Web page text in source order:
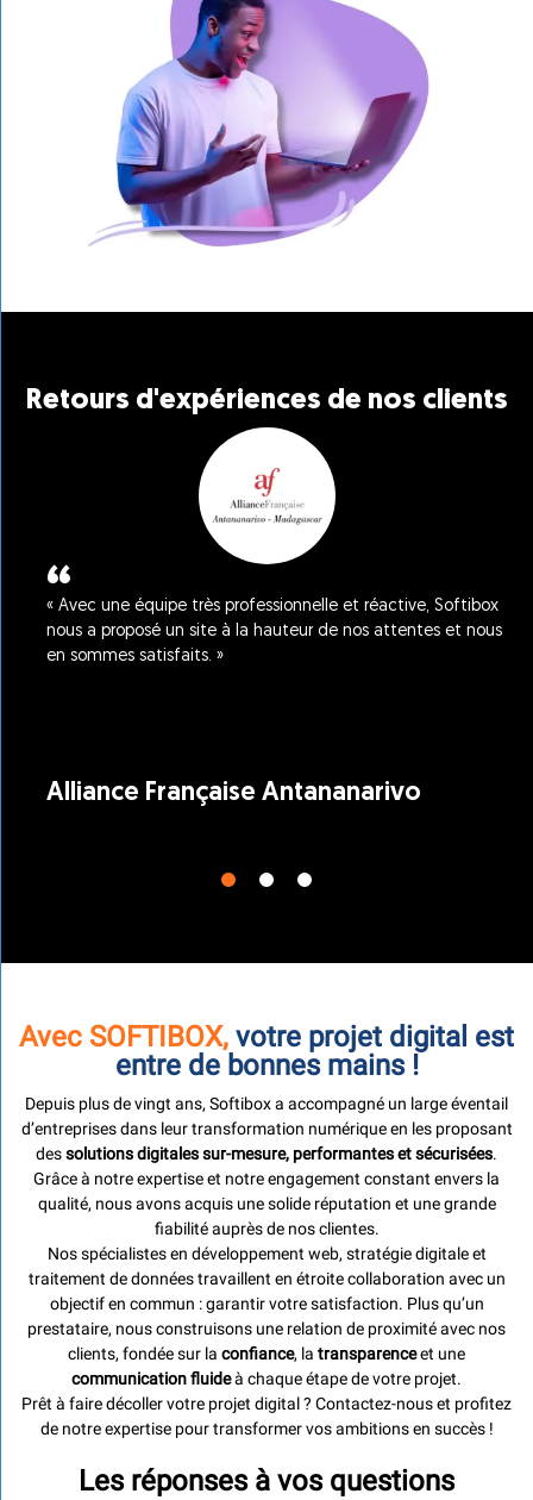
Retours d'expériences de nos clients
« Avec une équipe très professionnelle et réactive, Softibox
nous a proposé un site à la hauteur de nos attentes et nous
en sommes satisfaits. »
Alliance Française Antananarivo
Avec SOFTIBOX, votre projet digital est
entre de bonnes mains !
Depuis plus de vingt ans, Softibox a accompagné un large éventail
d’entreprises dans leur transformation numérique en les proposant
dessolutions digitales sur-mesure, performantes et sécurisées.
Grâce à notre expertise et notre engagement constant envers la
qualité, nous avons acquis une solide réputation et une grande
fiabilité auprès de nos clientes.
Nos spécialistes en développement web, stratégie digitale et
traitement de données travaillent en étroite collaboration avec un
objectif en commun : garantir votre satisfaction. Plus qu’un
prestataire, nous construisons une relation de proximité avec nos
clients, fondée sur la confiance, la transparenceet une
communication fluideà chaque étape de votre projet.
Prêt à faire décoller votre projet digital ? Contactez-nous et profitez
de notre expertise pour transformer vos ambitions en succès !
Les réponses à vos questions